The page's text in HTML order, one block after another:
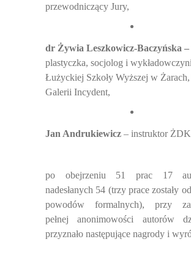
przewodniczący Jury,
dr Żywia Leszkowicz-Baczyńska –
plastyczka, socjolog i wykładowczyni
Łużyckiej Szkoły Wyższej w
Galerii Incydent,
Jan Andrukiewicz – instruktor ŻDK
po obejrzeniu 51 prac 17
nadesłanych 54 (trzy prace zostały
powodów formalnych), przy
pełnej anonimowości autorów
przyznało następujące nagrody i